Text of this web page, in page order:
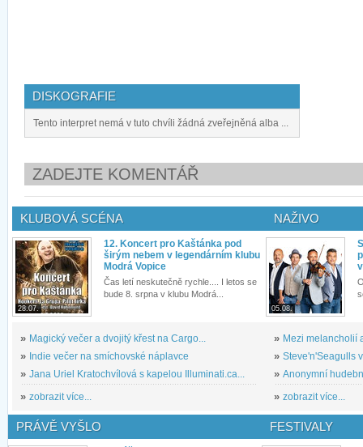
DISKOGRAFIE
Tento interpret nemá v tuto chvíli žádná zveřejněná alba ...
ZADEJTE KOMENTÁŘ
KLUBOVÁ SCÉNA
28.07.
12. Koncert pro Kaštánka pod
širým nebem v legendárním klubu
Modrá Vopice
Čas letí neskutečně rychle.... I letos se
bude 8. srpna v klubu Modrá...
» Magický večer a dvojitý křest na Cargo...
» Indie večer na smíchovské náplavce
» Jana Uriel Kratochvílová s kapelou Illuminati.ca...
» zobrazit více...
NAŽIVO
05.08.
» Mezi melancholií
» Steve'n'Seagulls
» Anonymní
» zobrazit více...
PRÁVĚ VYŠLO FESTIVALY